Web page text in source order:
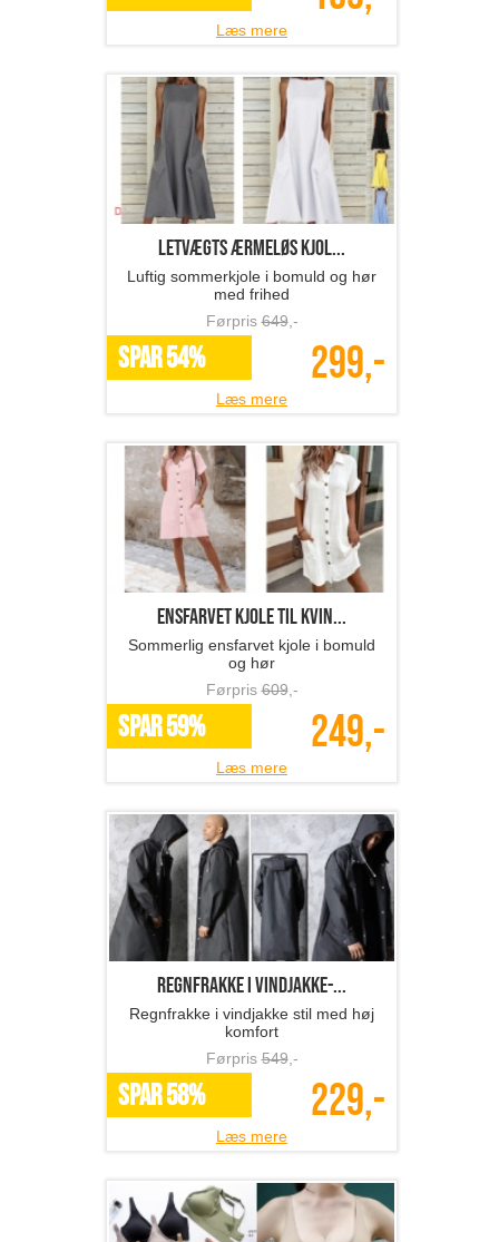
Læs mere
Letvægts ærmeløs kjol...
Luftig sommerkjole i bomuld og hør
med frihed
Førpris649,-
SPAR 54% 299,-
Læs mere
ensfarvet kjole til kvin...
Sommerlig ensfarvet kjole i bomuld
og hør
Førpris609,-
SPAR 59% 249,-
Læs mere
regnfrakke i vindjakke-...
Regnfrakke i vindjakke stil med høj
komfort
Førpris549,-
SPAR 58% 229,-
Læs mere